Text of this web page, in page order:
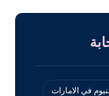
في الامارات